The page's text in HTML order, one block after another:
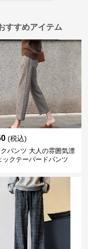
すすめアイテム
(税込)
パンツ 大人の雰囲気漂
ックテーパードパンツ